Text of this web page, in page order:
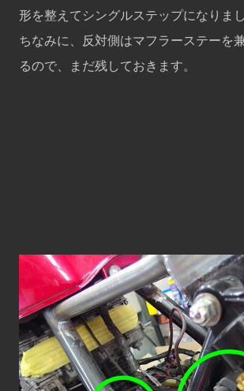
形を整えてシングルステップになりま
ちなみに、反対側はマフラーステーを
るので、まだ残しておきます。